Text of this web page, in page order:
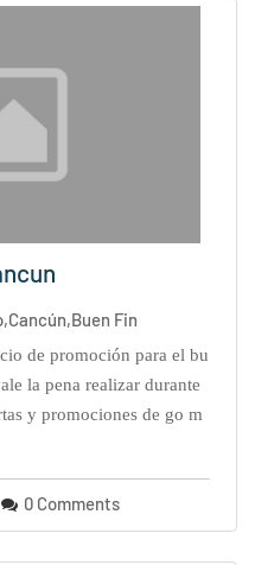
Fin
la pena realizar durante
y promociones de go m
0 Comments